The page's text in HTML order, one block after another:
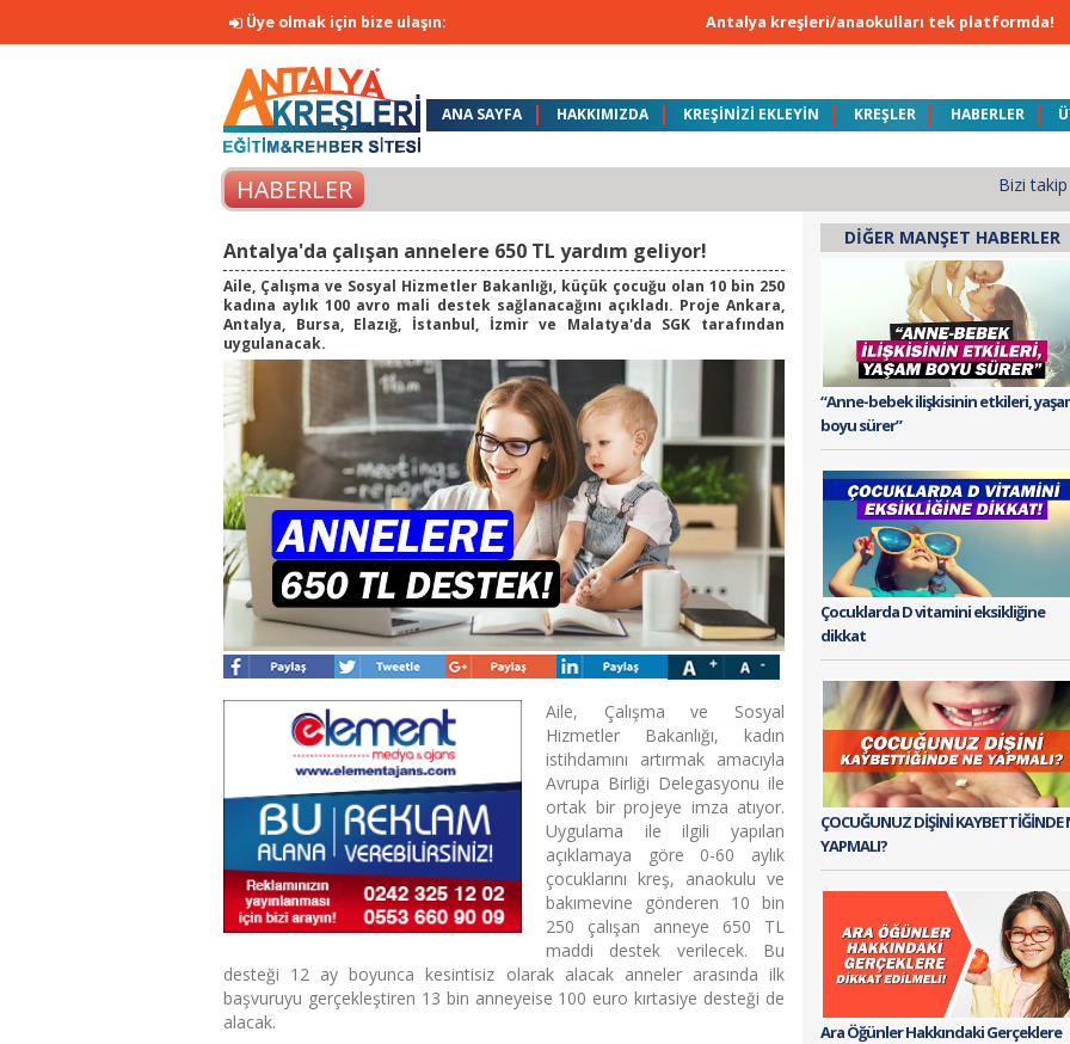
Üye olmak için bize ulaşın: Antalya kreşleri/anaokulları tek platformda!
ANA SAYFA HAKKIMIZDA KREŞİNİZİ EKLEYİN KREŞLER HABERLER
HABERLER Bizi
Antalya'da çalışan annelere 650 TL yardım geliyor!
Aile, Çalışma ve Sosyal Hizmetler Bakanlığı, küçük çocuğu olan 10 bin 250
kadına aylık 100 avro mali destek sağlanacağını açıkladı. Proje Ankara,
Antalya, Bursa, Elazığ, İstanbul, İzmir ve Malatya'da SGK tarafından
uygulanacak.
Aile, Çalışma ve Sosyal
Hizmetler Bakanlığı, kadın
istihdamını artırmak amacıyla
Avrupa Birliği Delegasyonu ile
ortak bir projeye imza atıyor.
Uygulama ile ilgili yapılan
açıklamaya göre 0-60 aylık
çocuklarını kreş, anaokulu ve
bakımevine gönderen 10 bin
250 çalışan anneye 650 TL
maddi destek verilecek. Bu
desteği 12 ay boyunca kesintisiz olarak alacak anneler arasında ilk
başvuruyu gerçekleştiren 13 bin anneyeise 100 euro kırtasiye desteği de
alacak.
DIĞER MANŞET HABERLER
“Anne-bebek ilişkisinin etkileri,
boyu sürer”
Çocuklarda D vitamini eksikliğine
dikkat
ÇOCUĞUNUZ DİŞİNİ KAYBETTİĞİNDE
YAPMALI?
Ara Öğünler Hakkındaki Gerçeklere